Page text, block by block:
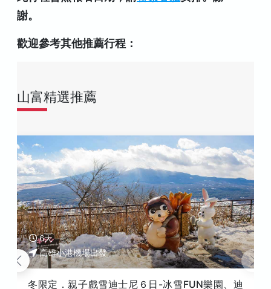
謝。
歡迎參考其他推薦行程：
山富精選推薦
6天
高雄小港機場出發
冬限定．親子戲雪迪士尼６日-冰雪FUN樂園、迪